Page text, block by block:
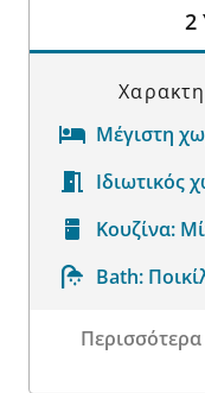
2
Μέγιστη
Ιδιωτικός
Κουζίνα:
Bath: